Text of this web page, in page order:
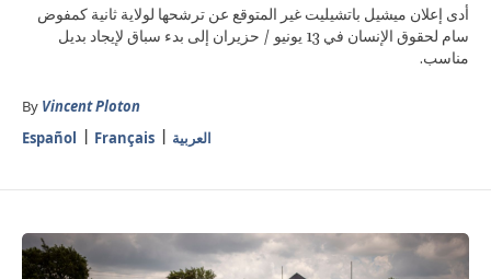
أدى إعلان ميشيل باتشيليت غير المتوقع عن ترشحها لولاية ثانية كمفوض
سام لحقوق الإنسان في 13 يونيو / حزيران إلى بدء سباق لإيجاد بديل
مناسب.
By Vincent Ploton
Español
Français العربية